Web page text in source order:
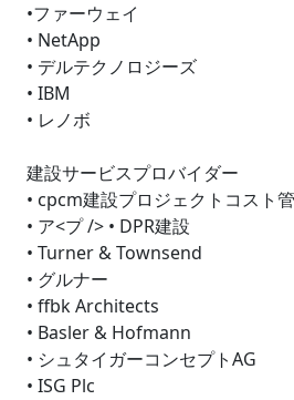
•ファーウェイ
• NetApp
• デルテクノロジーズ
• IBM
• レノボ
建設サービスプロバイダー
• cpcm建設プロジェクトコスト
• ア<プ /> • DPR建設
• Turner & Townsend
• グルナー
• ffbk Architects
• Basler & Hofmann
• シュタイガーコンセプトAG
• ISG Plc